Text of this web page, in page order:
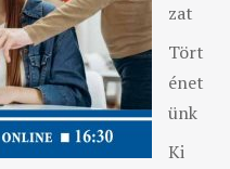
zat
Tört
énet
ünk
Ki